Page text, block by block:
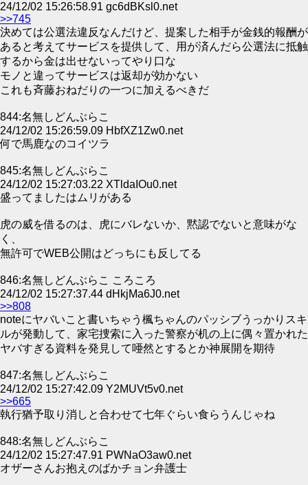
24/12/02 15:26:58.91 gc6dBKsl0.net
>>745
決めては公選法違反なんだけど、提案した相手が金銭的報酬が
あると考えてサービスを提供して、用が済んだら公選法に抵触
するから金は出せないってやり口な
モノと違ってサービスは返却が効かない
これも斉藤おねだりの一つに加えるべきだ
844:名無しどんぶらこ
24/12/02 15:26:59.09 HbfXZ1Zw0.net
何で馬鹿なのコイツラ
845:名無しどんぶらこ
24/12/02 15:27:03.22 XTldaIOu0.net
盛ってましたはムリがある
虎の威を借るのは、虎にバレないか、黙認でないと意味がな
く、
無許可でWEB公開はどっちにも反してる
846:名無しどんぶらこ ころころ
24/12/02 15:27:37.44 dHkjMa6J0.net
>>808
noteにヤバいこと書いちゃう楓ちゃんのパッシブうっかりスキ
ルが発動して、家宅捜索に入った警察が机の上に偶々置かれた
ヤバすぎる資料を発見して唖然とするとか神展開を期待
847:名無しどんぶらこ
24/12/02 15:27:42.09 Y2MUVt5v0.net
>>665
執行猶予取り消しと合わせて七年ぐらい食らうんじゃね
848:名無しどんぶらこ
24/12/02 15:27:47.91 PWNaO3aw0.net
オザーさんお抱えのばかチョン弁護士